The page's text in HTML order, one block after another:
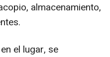
almacenamiento,
el lugar, se